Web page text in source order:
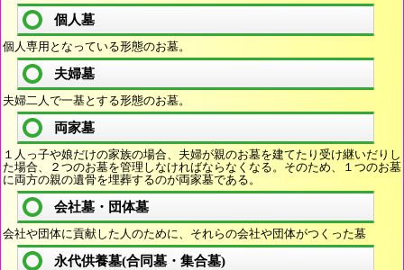
個人墓
個人専用となっている形態のお墓。
夫婦墓
夫婦二人で一基とする形態のお墓。
両家墓
１人っ子や娘だけの家族の場合、夫婦が親のお墓を建てたり受け継いだりし
た場合、２つのお墓を管理しなければならなくなる。そのため、１つのお墓
に両方の親の遺骨を埋葬するのが両家墓である。
会社墓・団体墓
会社や団体に貢献した人のために、それらの会社や団体がつくった墓
永代供養墓(合同墓・集合墓)